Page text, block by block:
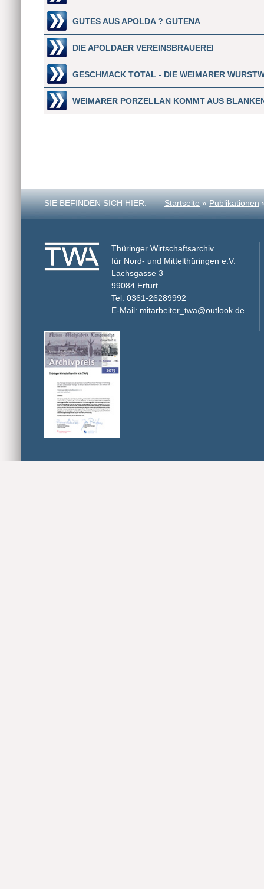
GUTES AUS APOLDA ? GUTENA
DIE APOLDAER VEREINSBRAUEREI
GESCHMACK TOTAL - DIE WEIMARER
WEIMARER PORZELLAN KOMMT AUS
SIE BEFINDEN SICH HIER: Startseite»Publikationen
Thüringer Wirtschaftsarchiv
für Nord- und Mittelthüringen e.V.
Lachsgasse 3
99084 Erfurt
Tel. 0361-26289992
E-Mail: mitarbeiter_twa@outlook.de